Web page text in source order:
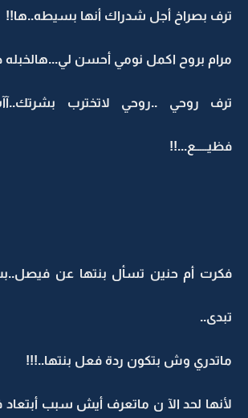
ترف بصراخ أجل شدراك أنها بسيطه..ها!!
مرام بروح اكمل نومي أحسن
ترف روحي ..روحي لاتخترب
فظيـــــع...!!
فكرت أم حنين تسأل بنتها عن
تبدى..
ماتدري وش بتكون ردة فعل بنتها..!!!
لأنها لحد الآ ن ماتعرف أيش سبب